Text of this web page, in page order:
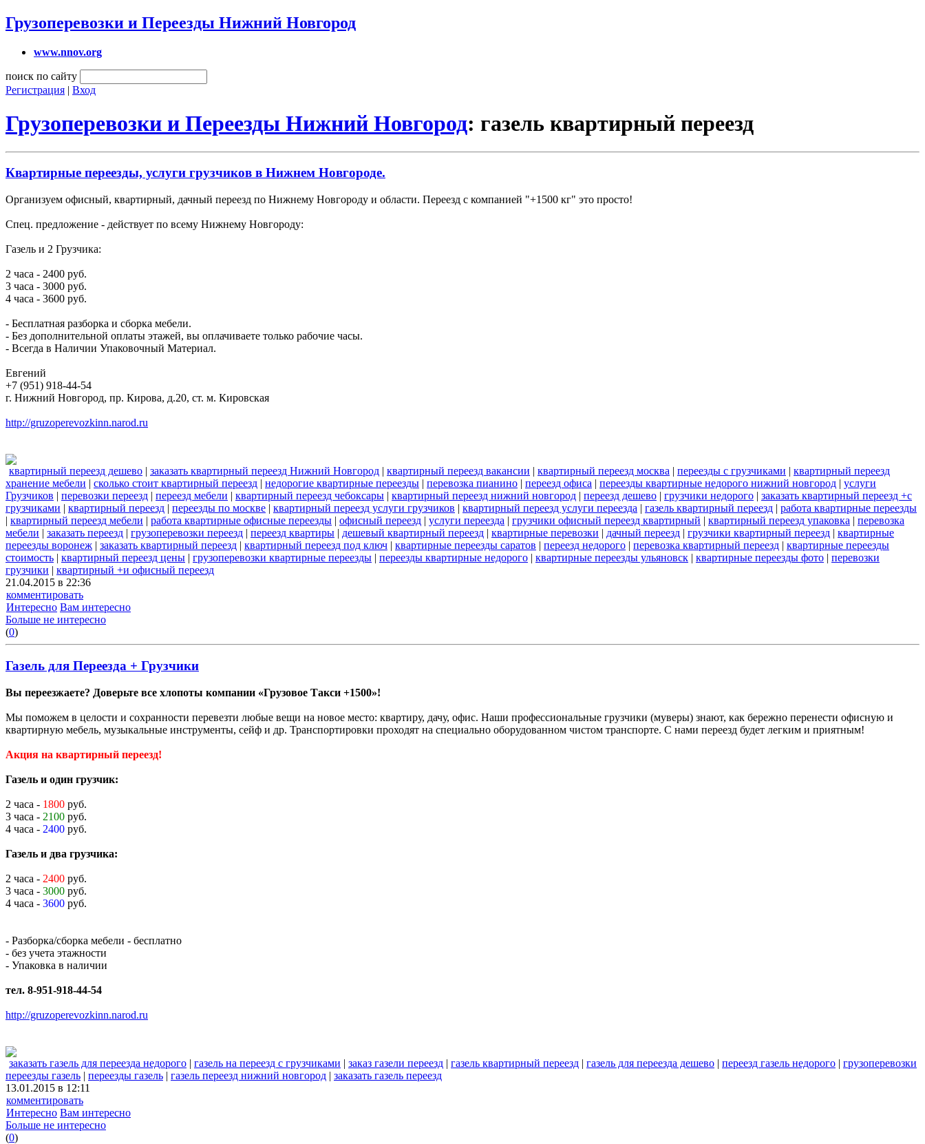
Грузоперевозки и Переезды Нижний Новгород
www.nnov.org
поиск по сайту
Регистрация | Вход
Грузоперевозки и Переезды Нижний Новгород: газель квартирный переезд
Квартирные переезды, услуги грузчиков в Нижнем Новгороде.
Организуем офисный, квартирный, дачный переезд по Нижнему Новгороду и области. Переезд с компанией "+1500 кг" это просто!
Спец. предложение - действует по всему Нижнему Новгороду:
Газель и 2 Грузчика:
2 часа - 2400 руб.
3 часа - 3000 руб.
4 часа - 3600 руб.
- Бесплатная разборка и сборка мебели.
- Без дополнительной оплаты этажей, вы оплачиваете только рабочие часы.
- Всегда в Наличии Упаковочный Материал.
Евгений
+7 (951) 918-44-54
г. Нижний Новгород, пр. Кирова, д.20, ст. м. Кировская
http://gruzoperevozkinn.narod.ru
квартирный переезд дешево | заказать квартирный переезд Нижний Новгород | квартирный переезд вакансии | квартирный переезд москва | переезды с грузчиками | квартирный переезд
хранение мебели | сколько стоит квартирный переезд | недорогие квартирные переезды | перевозка пианино | переезд офиса | переезды квартирные недорого нижний новгород | услуги
Грузчиков | перевозки переезд | переезд мебели | квартирный переезд чебоксары | квартирный переезд нижний новгород | переезд дешево | грузчики недорого | заказать квартирный переезд +с
грузчиками | квартирный переезд | переезды по москве | квартирный переезд услуги грузчиков | квартирный переезд услуги переезда | газель квартирный переезд | работа квартирные переезды
| квартирный переезд мебели | работа квартирные офисные переезды | офисный переезд | услуги переезда | грузчики офисный переезд квартирный | квартирный переезд упаковка | перевозка
мебели | заказать переезд | грузоперевозки переезд | переезд квартиры | дешевый квартирный переезд | квартирные перевозки | дачный переезд | грузчики квартирный переезд | квартирные
переезды воронеж | заказать квартирный переезд | квартирный переезд под ключ | квартирные переезды саратов | переезд недорого | перевозка квартирный переезд | квартирные переезды
стоимость | квартирный переезд цены | грузоперевозки квартирные переезды | переезды квартирные недорого | квартирные переезды ульяновск | квартирные переезды фото | перевозки
грузчики | квартирный +и офисный переезд
21.04.2015 в 22:36
комментировать
Интересно Вам интересно
Больше не интересно
(0)
Газель для Переезда + Грузчики
Вы переезжаете? Доверьте все хлопоты компании «Грузовое Такси +1500»!
Мы поможем в целости и сохранности перевезти любые вещи на новое место: квартиру, дачу, офис. Наши профессиональные грузчики (муверы) знают, как бережно перенести офисную и
квартирную мебель, музыкальные инструменты, сейф и др. Транспортировки проходят на специально оборудованном чистом транспорте. С нами переезд будет легким и приятным!
Акция на квартирный переезд!
Газель и один грузчик:
2 часа - 1800 руб.
3 часа - 2100 руб.
4 часа - 2400 руб.
Газель и два грузчика:
2 часа - 2400 руб.
3 часа - 3000 руб.
4 часа - 3600 руб.
- Разборка/сборка мебели - бесплатно
- без учета этажности
- Упаковка в наличии
тел. 8-951-918-44-54
http://gruzoperevozkinn.narod.ru
заказать газель для переезда недорого | газель на переезд с грузчиками | заказ газели переезд | газель квартирный переезд | газель для переезда дешево | переезд газель недорого | грузоперевозки
переезды газель | переезды газель | газель переезд нижний новгород | заказать газель переезд
13.01.2015 в 12:11
комментировать
Интересно Вам интересно
Больше не интересно
(0)